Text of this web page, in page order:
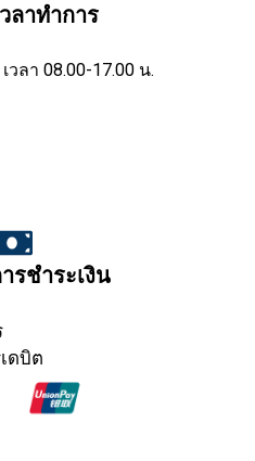
ลาทำการ
วลา 08.00-17.00 น.
รชำระเงิน
ดบิต